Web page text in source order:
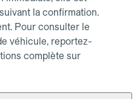
la confirmation.
Pour consulter le
véhicule, reportez-
complète sur